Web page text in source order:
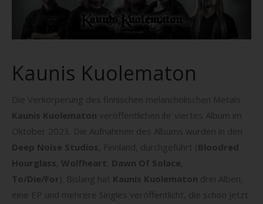
Kaunis Kuolematon
Die Verkörperung des finnischen melancholischen Metals
Kaunis Kuolematon veröffentlichen ihr viertes Album im
Oktober 2023. Die Aufnahmen des Albums wurden in den
Deep Noise Studios , Finnland, durchgeführt ( Bloodred
Hourglass Wolfheart Dawn Of Solace
To/Die/For). Bislang hat Kaunis Kuolematon drei Alben,
eine EP und mehrere Singles veröffentlicht, die schon jetzt